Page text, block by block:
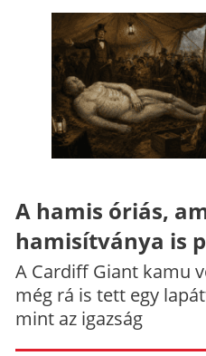
A hamis óriás,
hamisítványa is
A Cardiff Giant kamu
még rá is tett egy
mint az igazság